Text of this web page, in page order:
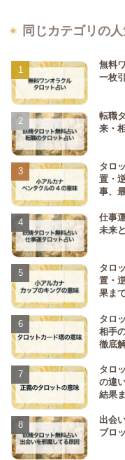
同じカテゴリの
無料
一枚
転職
来・
タロ
置・
事、
仕事
未来
タロ
置・
果ま
タロ
相手
徹底
タロ
の違
結果
出会
ブロ